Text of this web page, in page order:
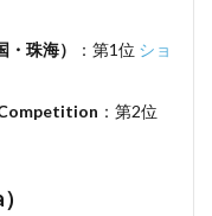
珠海）
：第1位 ショ
：第2位